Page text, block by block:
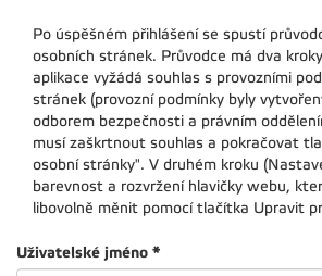
Po úspěšném přihlášení se spustí
osobních stránek. Průvodce má dva
aplikace vyžádá souhlas s provozními
stránek (provozní podmínky byly
odborem bezpečnosti a právním
musí zaškrtnout souhlas a pokračovat
osobní stránky". V druhém kroku
barevnost a rozvržení hlavičky webu,
libovolně měnit pomocí tlačítka Upravit
Uživatelské jméno *